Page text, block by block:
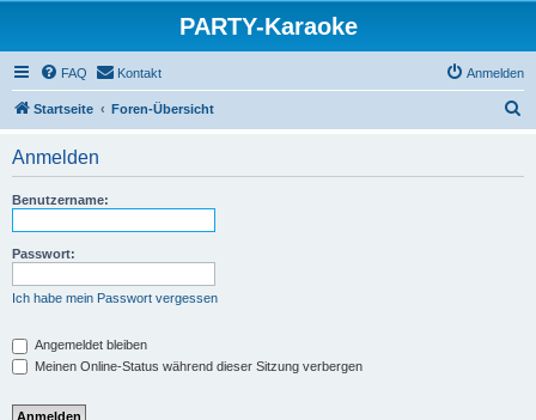
PARTY-Karaoke
FAQ Kontakt Anmelden
Startseite Foren-Übersicht
Anmelden
Benutzername:
Passwort:
Ich habe mein Passwort vergessen
Angemeldet bleiben
Meinen Online-Status während dieser Sitzung verbergen